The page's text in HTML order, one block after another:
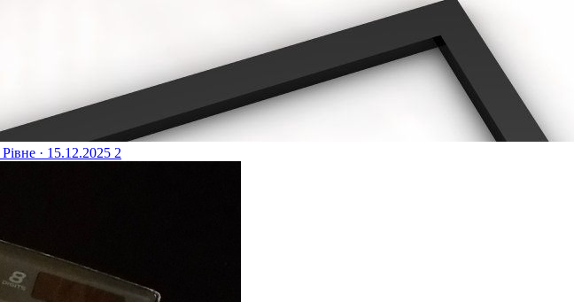
Рівне · 15.12.2025 2